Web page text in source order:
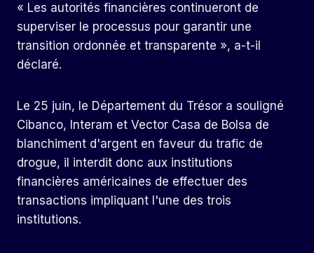
« Les autorités financières continueront de
superviser le processus pour garantir une
transition ordonnée et transparente », a-t-il
déclaré.
Le 25 juin, le Département du Trésor a souligné
Cibanco, Interam et Vector Casa de Bolsa de
blanchiment d'argent en faveur du trafic de
drogue, il interdit donc aux institutions
financières américaines de effectuer des
transactions impliquant l'une des trois
institutions.